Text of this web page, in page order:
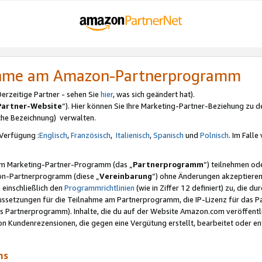
am Amazon-Partnerprogramm
Partner - sehen Sie hier, was sich geändert hat).
Website“). Hier können Sie Ihre Marketing-Partner-Beziehung zu
Bezeichnung) verwalten.
:Englisch,Französisch, Italienisch,Spanisch und Polnisch. Im Falle
Marketing-Partner-Programm (das „Partnerprogramm“) teilnehmen
Partnerprogramm (diese „Vereinbarung“) ohne Änderungen
den Programmrichtlinien (wie in Ziffer 12 definiert) zu, die
für die Teilnahme am Partnerprogramm, die IP-Lizenz für das
Inhalte, die du auf der Website Amazon.com
Kundenrezensionen, die gegen eine Vergütung erstellt, bearbeitet oder